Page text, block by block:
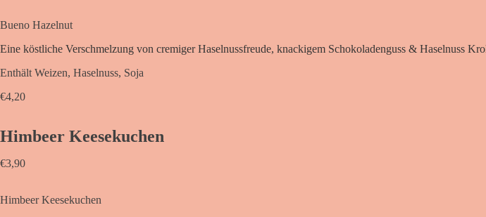
Bueno Hazelnut
Eine köstliche Verschmelzung von cremiger Haselnussfreude, knackigem Schokoladenguss & Haselnuss
Enthält Weizen, Haselnuss, Soja
€4,20
Himbeer Keesekuchen
€3,90
Himbeer Keesekuchen